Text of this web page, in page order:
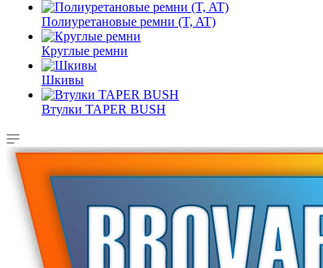
Полиуретановые ремни (T, AT)
Круглые ремни
Шкивы
Втулки TAPER BUSH